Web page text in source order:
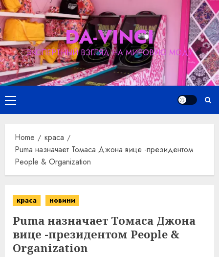
Skip
to
content
DA-VINCI
ЭКСПЕРТНЫЙ ВЗГЛЯД НА МИРОВУЮ МОДУ
Primary
Menu
Home
краса
Puma назначает Томаса Джона вице -президентом
People & Organization
краса новини
Puma назначает Томаса Джона
вице -президентом People &
Organization